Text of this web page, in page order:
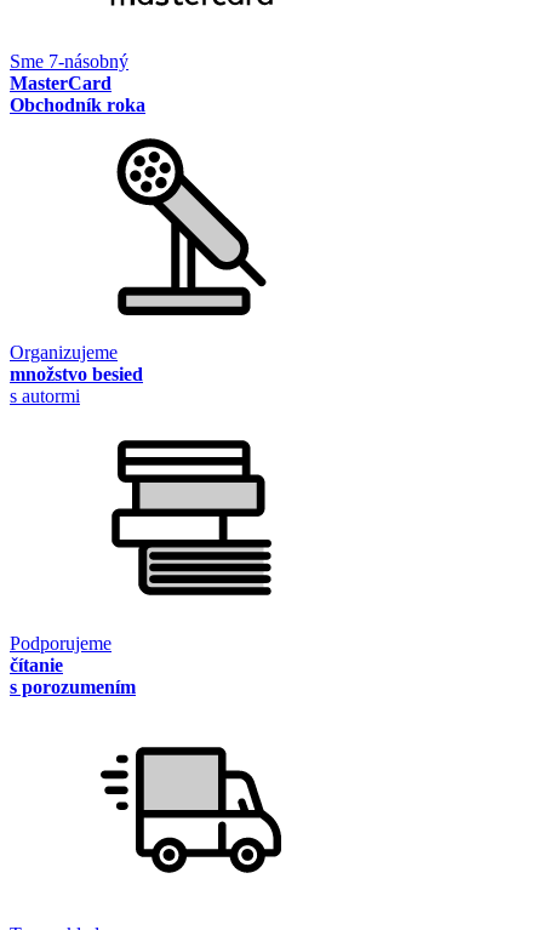
Sme 7-násobný
MasterCard
Obchodník roka
Organizujeme
množstvo besied
s autormi
Podporujeme
čítanie
s porozumením